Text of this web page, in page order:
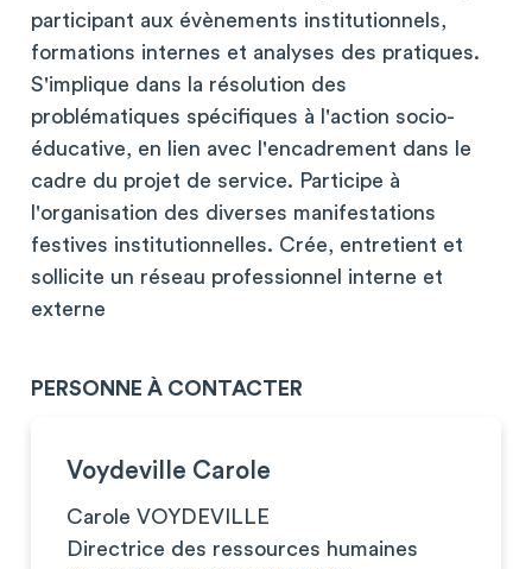
participant aux évènements institutionnels,
formations internes et analyses des pratiques.
S'implique dans la résolution des
problématiques spécifiques à l'action socio-
éducative, en lien avec l'encadrement dans le
cadre du projet de service. Participe à
l'organisation des diverses manifestations
festives institutionnelles. Crée, entretient et
sollicite un réseau professionnel interne et
externe
PERSONNE À CONTACTER
Voydeville Carole
Carole VOYDEVILLE
Directrice des ressources humaines